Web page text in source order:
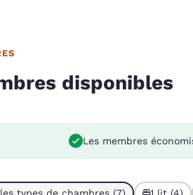
disponibles
Les membres
types de chambres (7) 1 lit (4)